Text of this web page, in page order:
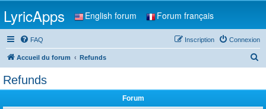
LyricApps English forum Forum français
FAQ Connexion
Inscription
Accueil du forum Refunds
Refunds
Forum